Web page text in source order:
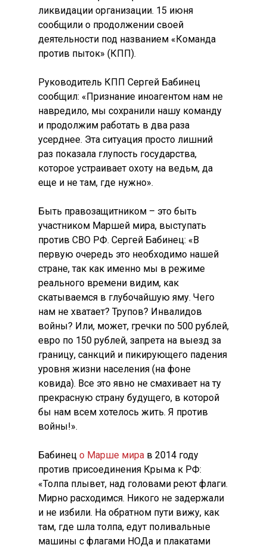
ликвидации организации. 15 июня
сообщили о продолжении своей
деятельности под названием «Команда
против пыток» (КПП).
Руководитель КПП Сергей Бабинец
сообщил: «Признание иноагентом нам не
навредило, мы сохранили нашу команду
и продолжим работать в два раза
усерднее. Эта ситуация просто лишний
раз показала глупость государства,
которое устраивает охоту на ведьм, да
еще и не там, где нужно».
Быть правозащитником – это быть
участником Маршей мира, выступать
против СВО РФ. Сергей Бабинец: «В
первую очередь это необходимо нашей
стране, так как именно мы в режиме
реального времени видим, как
скатываемся в глубочайшую яму. Чего
нам не хватает? Трупов? Инвалидов
войны? Или, может, гречки по 500 рублей,
евро по 150 рублей, запрета на выезд за
границу, санкций и пикирующего падения
уровня жизни населения (на фоне
ковида). Все это явно не смахивает на ту
прекрасную страну будущего, в которой
бы нам всем хотелось жить. Я против
войны!».
Бабинец о Марше мира в 2014 году
против присоединения Крыма к РФ:
«Толпа плывет, над головами реют флаги.
Мирно расходимся. Никого не задержали
и не избили. На обратном пути вижу, как
там, где шла толпа, едут поливальные
машины с флагами НОДа и плакатами